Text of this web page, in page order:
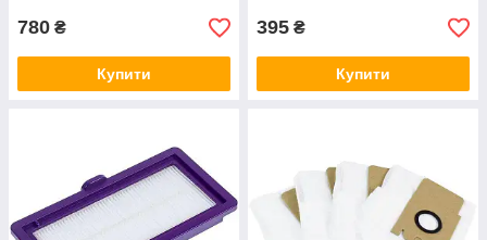
780 ₴
Купити
395 ₴
Купити